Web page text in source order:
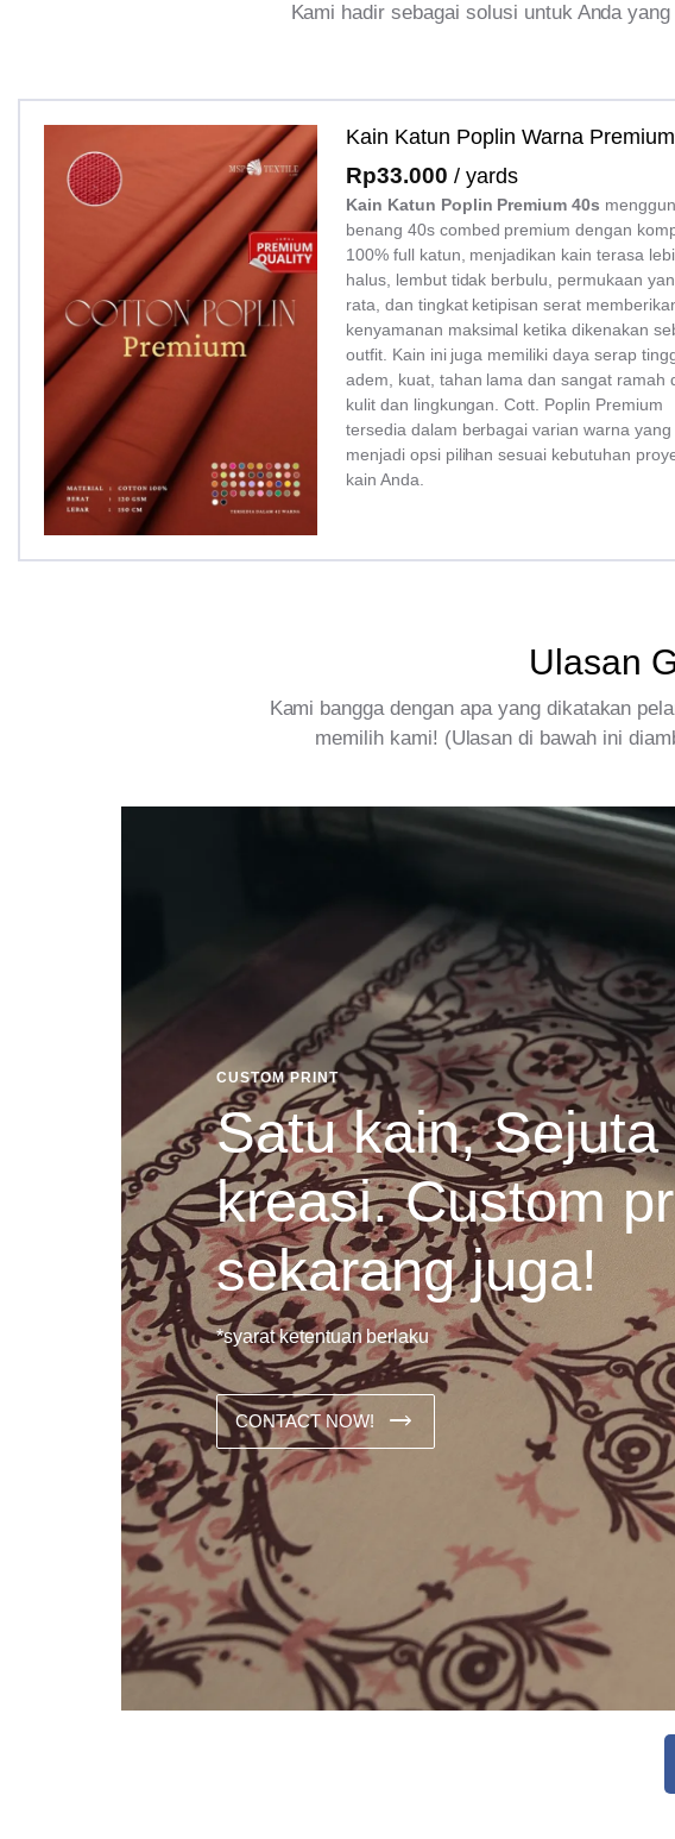
Kami hadir sebagai solusi untuk Anda
Kain Katun Poplin Warna Premium
Rp33.000 / yards
Kain Katun Poplin Premium 40s
benang 40s combed premium dengan
100% full katun, menjadikan kain terasa
halus, lembut tidak berbulu, permukaan
rata, dan tingkat ketipisan serat
kenyamanan maksimal ketika dikenakan
outfit. Kain ini juga memiliki daya serap
adem, kuat, tahan lama dan sangat ramah
kulit dan lingkungan. Cott. Poplin Premium
tersedia dalam berbagai varian warna yang
menjadi opsi pilihan sesuai kebutuhan
kain Anda.
Ulasan
Kami bangga dengan apa yang dikatakan
memilih kami! (Ulasan di bawah ini
CUSTOM PRINT
Satu kain, Sejuta
kreasi. Custom
sekarang juga!
*syarat ketentuan berlaku
CONTACT NOW!